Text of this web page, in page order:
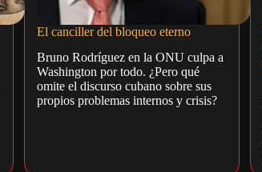
El canciller del bloqueo eterno
Bruno Rodríguez en la ONU culpa a
Washington por todo. ¿Pero qué
omite el discurso cubano sobre sus
propios problemas internos y crisis?